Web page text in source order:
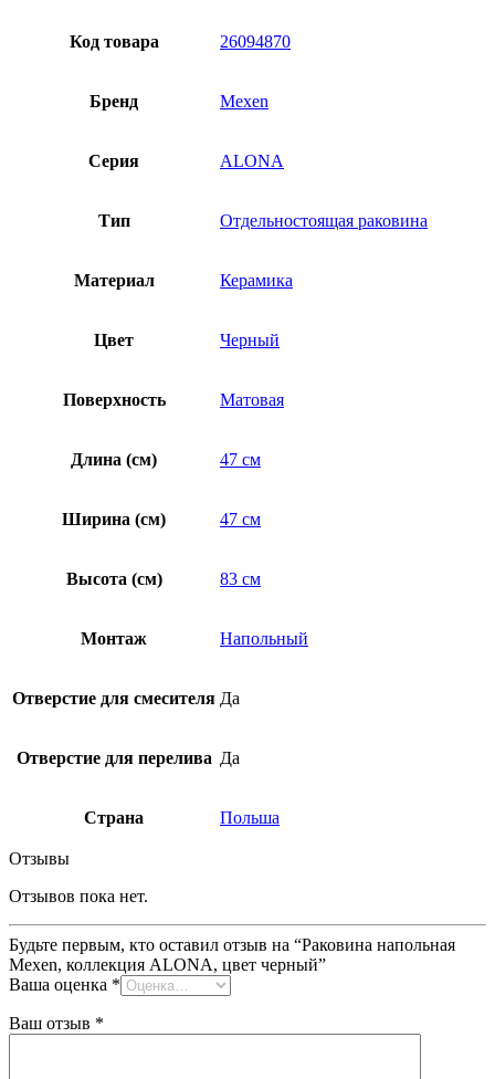
Код товара 26094870
Бренд Mexen
Серия ALONA
Тип Отдельностоящая раковина
Материал Керамика
Цвет Черный
Поверхность Матовая
Длина (см) 47 см
Ширина (см) 47 см
Высота (см) 83 см
Монтаж Напольный
Отверстие для смесителя Да
Отверстие для перелива Да
Страна Польша
Отзывы
Отзывов пока нет.
Будьте первым, кто оставил отзыв на “Раковина напольная
Mexen, коллекция ALONA, цвет черный”
Ваша оценка *
Ваш отзыв *